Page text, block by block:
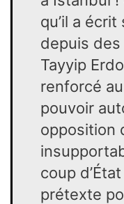
qu’il a
depuis des
Tayyip
renforcé
pouvoir
opposition
coup
prétexte